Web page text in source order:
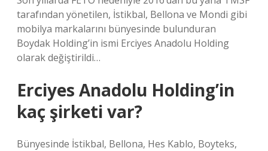
tarafından yönetilen, İstikbal, Bellona ve Mondi gibi
mobilya markalarını bünyesinde bulunduran
Boydak Holding’in ismi Erciyes Anadolu Holding
olarak değiştirildi…
Erciyes Anadolu Holding’in
kaç şirketi var?
Bünyesinde İstikbal, Bellona, ​​​​​​​​Hes Kablo, Boyteks,